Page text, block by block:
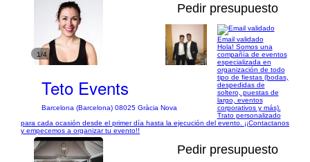
1/4
Pedir presupuesto
Teto Events
Barcelona (Barcelona) 08025 Gràcia Nova
Email validado
Hola! Somos una
compañía de eventos
especializada en
organización de todo
tipo de fiestas (bodas,
despedidas de
soltero, puestas de
largo, eventos
corporativos y más).
Trato personalizado
para cada ocasión desde el primer día hasta la ejecución del evento. ¡¡Contactanos
y empecemos a organizar tu evento!!
Pedir presupuesto